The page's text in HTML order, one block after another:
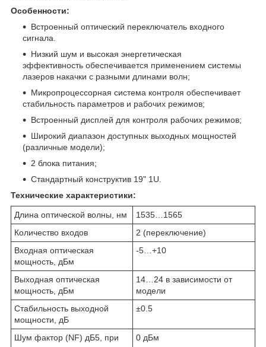
Особенности:
Встроенный оптический переключатель входного
сигнала.
Низкий шум и высокая энергетическая
эффективность обеспечивается применением системы
лазеров накачки с разными длинами волн;
Микропроцессорная система контроля обеспечивает
стабильность параметров и рабочих режимов;
Встроенный дисплей для контроля рабочих режимов;
Широкий диапазон доступных выходных мощностей
(различные модели);
2 блока питания;
Стандартный конструктив 19" 1U.
Технические характеристики:
Длина оптической волны, нм
1535…1565
Количество входов
2 (переключение)
Входная оптическая
мощность, дБм
-5…+10
Выходная оптическая
мощность, дБм
14…24 в зависимости от
модели
Стабильность выходной
мощности, дБ
±0.5
Шум фактор (NF) дБ5, при
0 дБм